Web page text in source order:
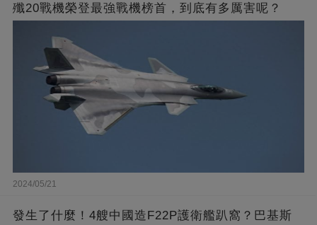
殲20戰機榮登最強戰機榜首，到底有多厲害呢？
2024/05/21
發生了什麼！4艘中國造F22P護衛艦趴窩？巴基斯